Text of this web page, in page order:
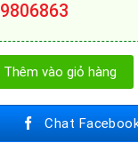
FE - H38B- 70CM
Thêm vào giỏ hàng
Chat